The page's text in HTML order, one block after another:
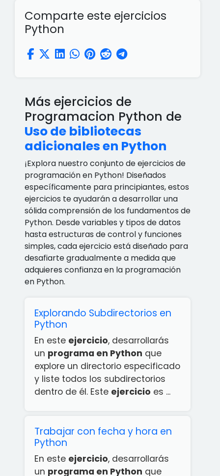
Comparte este ejercicios
Python
Más ejercicios de
Programacion Python de
Uso de bibliotecas
adicionales en Python
¡Explora nuestro conjunto de ejercicios de
programación en Python! Diseñados
específicamente para principiantes, estos
ejercicios te ayudarán a desarrollar una
sólida comprensión de los fundamentos de
Python. Desde variables y tipos de datos
hasta estructuras de control y funciones
simples, cada ejercicio está diseñado para
desafiarte gradualmente a medida que
adquieres confianza en la programación
en Python.
Explorando Subdirectorios en
Python
En este ejercicio, desarrollarás
un programa en Python que
explore un directorio especificado
y liste todos los subdirectorios
dentro de él. Este ejercicio es ...
Trabajar con fecha y hora en
Python
En este ejercicio, desarrollarás
un programa en Python que